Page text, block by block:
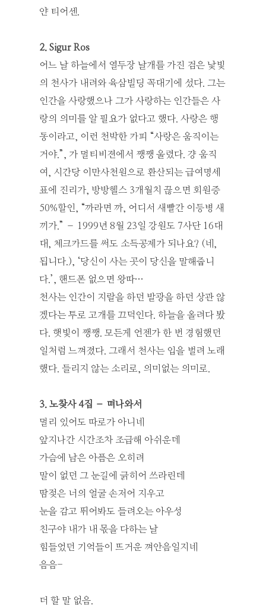
얀 티어센.
2. Sigur Ros
어느 날 하늘에서 열두장 날개를 가진 검은 낯빛
의 천사가 내려와 육삼빌딩 꼭대기에 섰다. 그는
인간을 사랑했으나 그가 사랑하는 인간들은 사
랑의 의미를 알 필요가 없다고 했다. 사랑은 행
동이라고, 이런 천박한 카피 “사랑은 움직이는
거야.”, 가 멀티비젼에서 쨍쨍 울렸다. 걍 움직
여, 시간당 이만사천원으로 환산되는 급여명세
표에 진리가, 방방헬스 3개월치 끊으면 회원증
50%할인, “까라면 까, 어디서 새빨간 이등병 새
끼가.” – 1999년 8월 23일 강원도 7사단 16대
대, 체크카드를 써도 소득공제가 되나요? (네,
됩니다.), ‘당신이 사는 곳이 당신을 말해줍니
다.’, 핸드폰 없으면 왕따…
천사는 인간이 지랄을 하던 발광을 하던 상관 않
겠다는 투로 고개를 끄덕인다. 하늘을 올려다 봤
다. 햇빛이 쨍쨍. 모든게 언젠가 한 번 경험했던
일처럼 느껴졌다. 그래서 천사는 입을 벌려 노래
했다. 들리지 않는 소리로, 의미없는 의미로.
3. 노찾사 4집 – 떠나와서
멀리 있어도 따로가 아니네
앞지나간 시간조차 조급해 아쉬운데
가슴에 남은 아픔은 오히려
말이 없던 그 눈길에 긁히어 쓰라린데
땀젖은 너의 얼굴 손저어 지우고
눈을 감고 뛰어봐도 들려오는 아우성
친구야 내가 내 몫을 다하는 날
힘들었던 기억들이 뜨거운 껴안음일지네
음음-
더 할 말 없음.